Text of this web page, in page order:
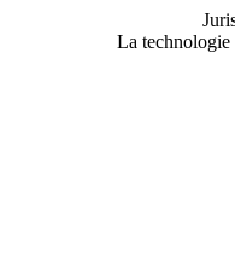
La technologie